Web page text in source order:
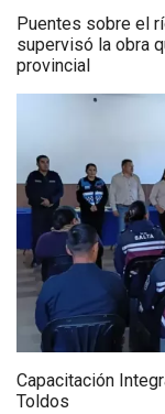
Puentes sobre el
supervisó la obra
provincial
Capacitación
Toldos